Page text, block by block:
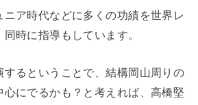
ア時代などに多くの功績を世界レ
時に指導もしています。
するということで、結構岡山周りの
心にでるかも？と考えれば、高橋堅